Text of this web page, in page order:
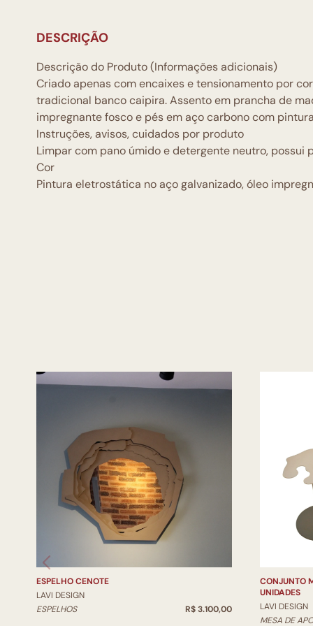
DESCRIÇÃO
Descrição do Produto (Informações adicionais)
Criado apenas com encaixes e tensionamento por
tradicional banco caipira. Assento em prancha de
impregnante fosco e pés em aço carbono com
Instruções, avisos, cuidados por produto
Limpar com pano úmido e detergente neutro,
Cor
Pintura eletrostática no aço galvanizado, óleo
ESPELHO CENOTE
LAVI DESIGN
ESPELHOS
R$ 3.100,00
CONJUNTO
UNIDADES
LAVI DESIGN
MESA DE